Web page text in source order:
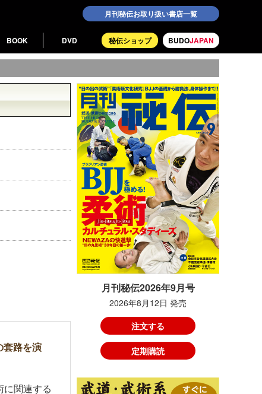
月刊秘伝お取り扱い書店一覧
BUDOJAPAN
秘伝ショップ
BOOK DVD
套路を演
関連する
月刊秘伝2026年9月号
2026年8月12日 発売
注文する
定期購読